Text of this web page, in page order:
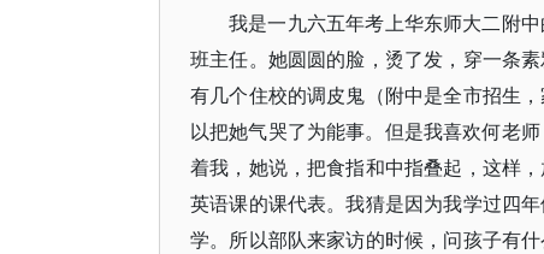
我是一九六五年考上华东师大二附
班主任。她圆圆的脸，烫了发，穿一条
有几个住校的调皮鬼（附中是全市招生
以把她气哭了为能事。但是我喜欢何老
着我，她说，把食指和中指叠起，这样
英语课的课代表。我猜是因为我学过四
学。所以部队来家访的时候，问孩子有